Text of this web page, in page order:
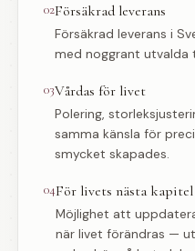
02Försäkrad leverans
Försäkrad leverans i
med noggrant utvalda
03Vårdas för livet
Polering,
samma känsla för
smycket skapades.
04För livets nästa kapitel
Möjlighet att
när livet förändras —